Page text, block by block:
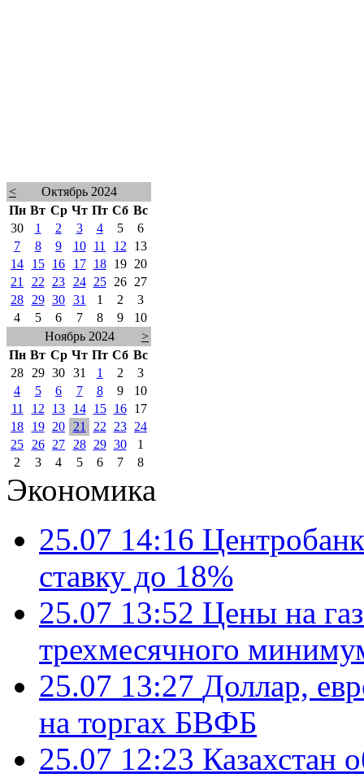
<
Октябрь 2024
Пн Вт Ср Чт Пт Сб Вс
30
1 2 3 4 5
6
7
8 9 10 11 12
13
14
15 16 17 18 19
20
21
22 23 24 25 26
27
28
29 30 31 1 2
3
4
5 6 7 8 9
10
Ноябрь 2024
>
Пн Вт Ср Чт Пт Сб Вс
28
29 30 31 1 2
3
4
5 6 7 8 9
10
11
12 13 14 15 16
17
18
19 20 21 22 23
24
25
26 27 28 29 30
1
2
3 4 5 6 7 8
Экономика
25.07 14:16
ставку до 18%
25.07 13:52 Цены на
трехмесячного
25.07 13:27 Доллар,
на торгах БВФБ
25.07 12:23 Казахстан